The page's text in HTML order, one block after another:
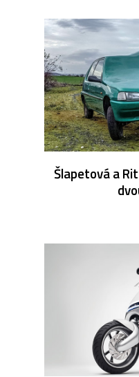
Šlapetová a